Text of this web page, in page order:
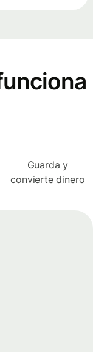
Guarda y
convierte dinero